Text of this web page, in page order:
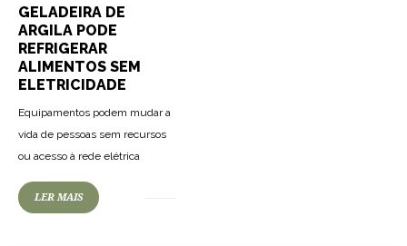
GELADEIRA DE
ARGILA PODE
REFRIGERAR
ALIMENTOS SEM
ELETRICIDADE
Equipamentos podem mudar a
vida de pessoas sem recursos
ou acesso à rede elétrica
LER MAIS